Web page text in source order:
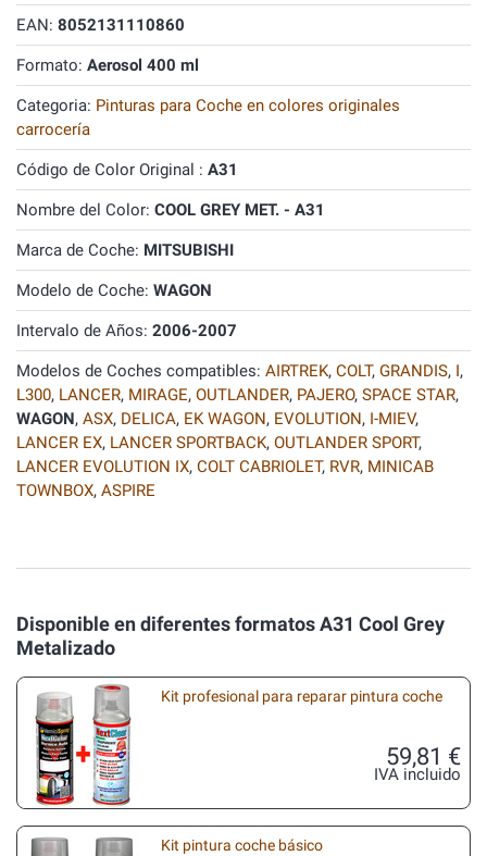
EAN: 8052131110860
Formato: Aerosol 400 ml
Categoria: Pinturas para Coche en colores originales
carrocería
Código de Color Original : A31
Nombre del Color: COOL GREY MET. - A31
Marca de Coche: MITSUBISHI
Modelo de Coche: WAGON
Intervalo de Años: 2006-2007
Modelos de Coches compatibles: AIRTREK, COLT, GRANDIS, I,
L300, LANCER, MIRAGE, OUTLANDER, PAJERO, SPACE STAR,
WAGON, ASX, DELICA, EK WAGON, EVOLUTION, I-MIEV,
LANCER EX, LANCER SPORTBACK, OUTLANDER SPORT,
LANCER EVOLUTION IX, COLT CABRIOLET, RVR, MINICAB
TOWNBOX, ASPIRE
Disponible en diferentes formatos A31 Cool Grey
Metalizado
Kit profesional para reparar pintura coche
59,81 €
IVA incluido
Kit pintura coche básico